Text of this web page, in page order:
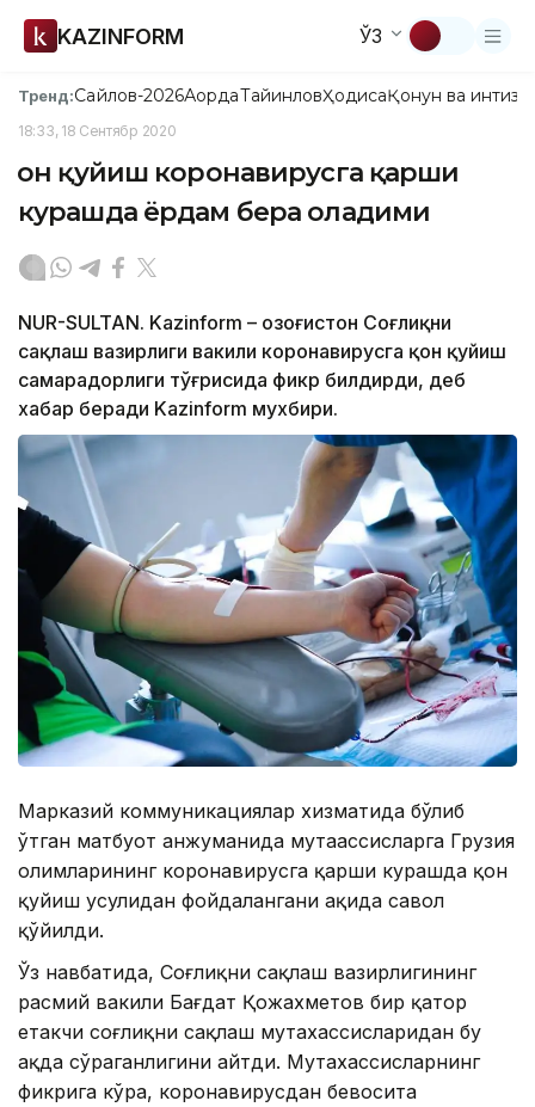
KAZINFORM ЎЗ
Тренд:Сайлов-2026АқордаТайинловҲодисаҚонун ва
18:33, 18 Сентябр 2020
Қон қуйиш коронавирусга қарши
курашда ёрдам бера оладими
NUR-SULTAN. Kazinform – Қозоғистон Соғлиқни
сақлаш вазирлиги вакили коронавирусга қон қуйиш
самарадорлиги тўғрисида фикр билдирди, деб
хабар беради Kazinform мухбири.
Марказий коммуникациялар хизматида бўлиб
ўтган матбуот анжуманида мутаҳассисларга Грузия
олимларининг коронавирусга қарши курашда қон
қуйиш усулидан фойдалангани ҳақида савол
қўйилди.
Ўз навбатида, Соғлиқни сақлаш вазирлигининг
расмий вакили Бағдат Қожахметов бир қатор
етакчи соғлиқни сақлаш мутахассисларидан бу
ҳақда сўраганлигини айтди. Мутахассисларнинг
фикрига кўра, коронавирусдан бевосита